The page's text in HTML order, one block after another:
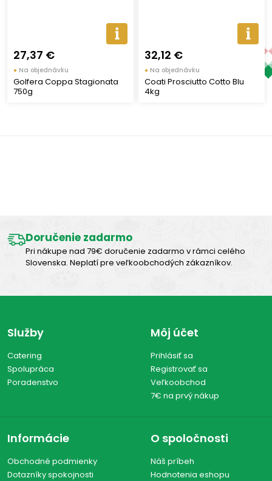
27,37 €
● Na objednávku
Golfera Coppa Stagionata
750g
32,12 €
● Na objednávku
Coati Prosciutto Cotto Blu
4kg
Doručenie zadarmo
Pri nákupe nad 79€ doručenie zadarmo v rámci celého
Slovenska. Neplatí pre veľkoobchodých zákazníkov.
Služby
Catering
Spolupráca
Poradenstvo
Môj účet
Prihlásiť sa
Registrovať sa
Veľkoobchod
7€ na prvý nákup
Informácie
Obchodné podmienky
Dotazníky spokojnosti
O spoločnosti
Náš príbeh
Hodnotenia eshopu